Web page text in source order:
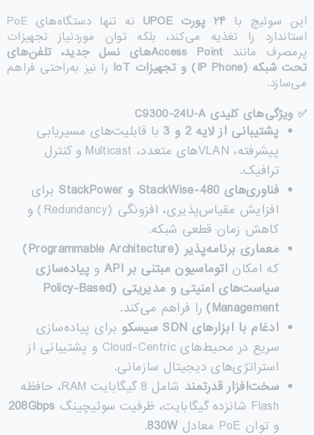
این سوئیچ با ۲۴ پورت UPOE
نه تنها دستگاه‌های PoE
استاندارد را تغذیه می‌کند، بلکه توان موردنیاز تجهیزات
پرمصرف مانند Access Pointهای نسل جدید، تلفن‌های
تحت شبکه (IP Phone) و تجهیزات IoT
را نیز به‌راحتی فراهم
می‌سازد.
✅ ویژگی‌های کلیدی C9300-24U-A
پشتیبانی از لایه 2 و 3
با قابلیت‌های مسیریابی
پیشرفته، VLANهای متعدد، Multicast و کنترل
ترافیک.
فناوری‌هایStackWise-480 و
برای
افزایش مقیاس‌پذیری، افزونگی (Redundancy) و
کاهش زمان قطعی شبکه.
معماری برنامه‌پذیر (Programmable Architecture)
که امکان اتوماسیون مبتنی بر و پیاده‌سازی
سیاست‌های امنیتی و مدیریتی (Policy-Based
Management) را فراهم می‌کند.
ادغام با ابزارهای
سیسکو برای پیاده‌سازی
سریع در محیط‌های Cloud-Centric و پشتیبانی از
استراتژی‌های دیجیتال سازمانی.
سخت‌افزار قدرتمند
شامل 8 گیگابایت RAM، حافظه
Flash شانزده گیگابایت، ظرفیت سوئیچینگ
208Gbps
و توان PoE معادل
830W
.